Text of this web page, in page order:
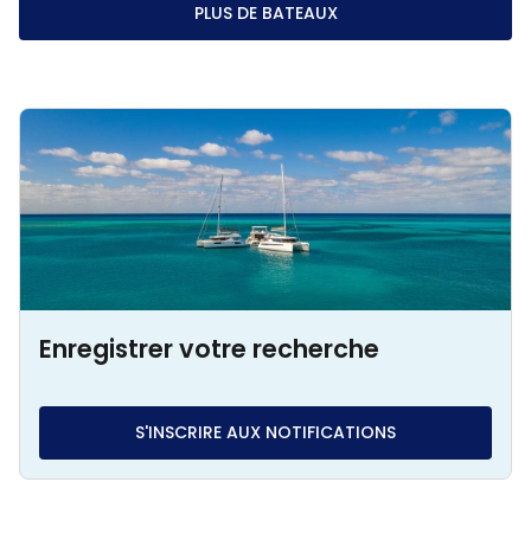
PLUS DE BATEAUX
Enregistrer votre recherche
S'INSCRIRE AUX NOTIFICATIONS